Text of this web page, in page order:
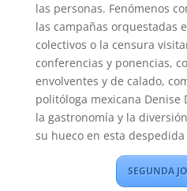
las personas. Fenómenos
las campañas orquestadas
colectivos o la censura
conferencias y ponencias,
envolventes y de calado,
politóloga mexicana Denise
la gastronomía y la
su hueco en esta
SEGUNDA